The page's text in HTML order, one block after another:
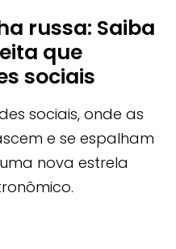
russa: Saiba
que
sociais
sociais, onde as
e se espalham
nova estrela